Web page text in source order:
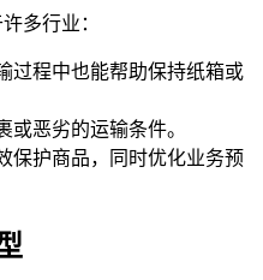
多行业：
过程中也能帮助保持纸箱或
或恶劣的运输条件。
保护商品，同时优化业务预